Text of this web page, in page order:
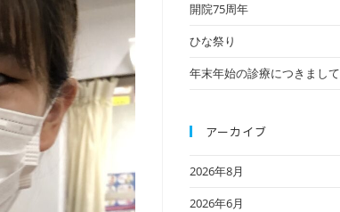
開院75周年
ひな祭り
年末年始の診療につきまして
アーカイブ
2026年8月
2026年6月